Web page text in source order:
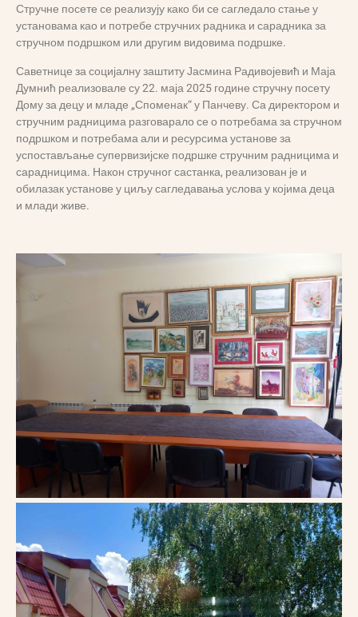
Стручне посете се реализују како би се сагледало стање у
установама као и потребе стручних радника и сарадника за
стручном подршком или другим видовима подршке.
Саветнице за социјалну заштиту Јасмина Радивојевић и Маја
Думнић реализовале су 22. маја 2025 године стручну посету
Дому за децу и младе „Споменак“ у Панчеву. Са директором и
стручним радницима разговарало се о потребама за стручном
подршком и потребама али и ресурсима установе за
успостављање супервизијске подршке стручним радницима и
сарадницима. Након стручног састанка, реализован је и
обилазак установе у циљу сагледавања услова у којима деца
и млади живе.